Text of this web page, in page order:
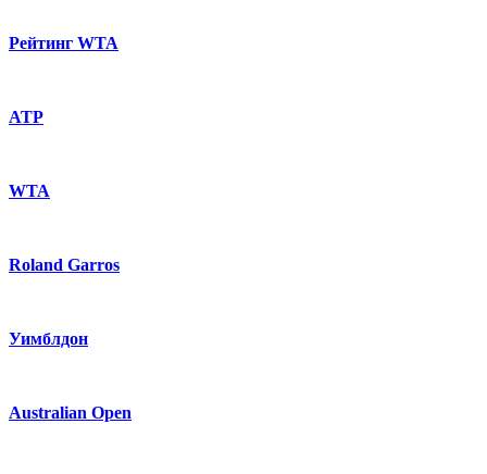
Рейтинг WTA
ATP
WTA
Roland Garros
Уимблдон
Australian Open